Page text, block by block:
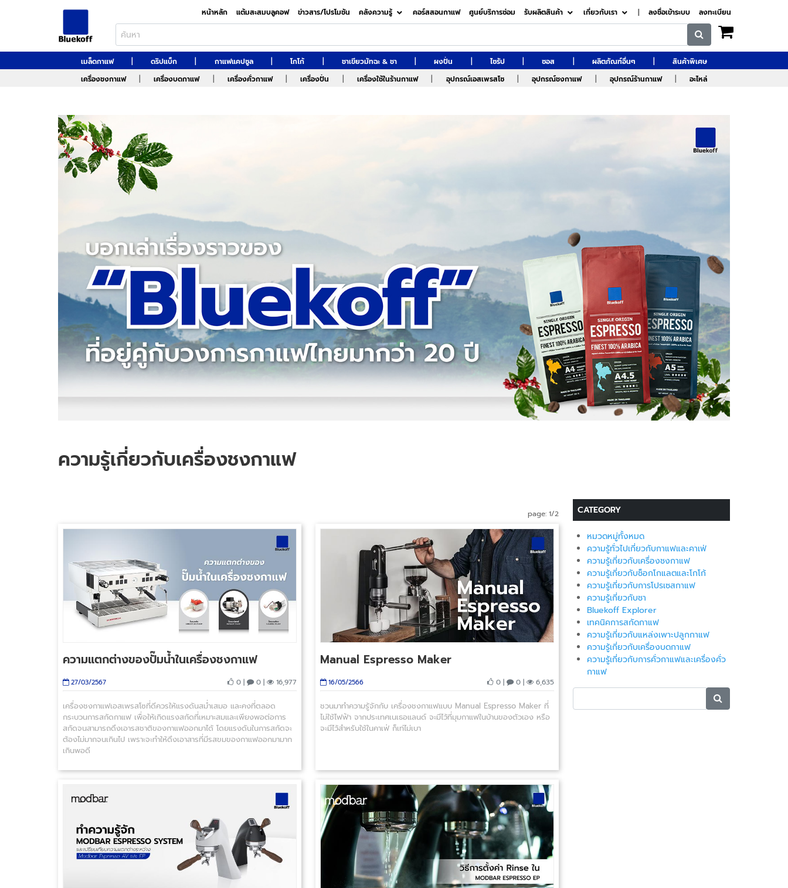
หน้าหลัก แต้มสะสมบลูคอฟ ข่าวสาร/โปรโมชัน คลังความรู้ คอร์สสอนกาแฟ ศูนย์บริการซ่อม รับผลิตสินค้า เกี่ยวกับเรา | ลงชื่อเข้าระบบ ลงทะเบียน
เมล็ดกาแฟ | ดริปแบ็ก | กาแฟแคปซูล | โกโก้ | ชาเขียวมัทฉะ & ชา | ผงปั่น | ไซรัป | ซอส | ผลิตภัณฑ์อื่นๆ |
สินค้าพิเศษ
เครื่องชงกาแฟ
| เครื่องบดกาแฟ | เครื่องคั่วกาแฟ | เครื่องปั่น | เครื่องใช้ในร้านกาแฟ | อุปกรณ์เอสเพรสโซ | อุปกรณ์ชงกาแฟ | อุปกรณ์ร้านกาแฟ | อะไหล่
ความรู้เกี่ยวกับเครื่องชงกาแฟ
page: 1/2
ความแตกต่างของปั๊มน้ำในเครื่องชงกาแฟ
27/03/2567 0 | 0 | 16,977
เครื่องชงกาแฟเอสเพรสโซที่ดีควรให้แรงดันสม่ำเสมอ และคงที่ตลอด
กระบวนการสกัดกาแฟ เพื่อให้เกิดแรงสกัดที่เหมาะสมและเพียงพอต่อการ
สกัดจนสามารถดึงเอารสชาติของกาแฟออกมาได้ โดยแรงดันในการสกัดจะ
ต้องไม่มากจนเกินไป เพราะจะทำให้ดึงเอาสารที่มีรสขมของกาแฟออกมามาก
เกินพอดี
Manual Espresso Maker
16/05/2566 0 | 0 | 6,635
ชวนมาทำความรู้จักกับ เครื่องชงกาแฟแบบ Manual Espresso Maker ที่
ไม่ใช้ไฟฟ้า จากประเทศเนเธอแลนด์ จะมีไว้ที่มุมกาแฟในบ้านของตัวเอง หรือ
จะมีไว้สำหรับใช้ในคาเฟ่ ก็เท่ไม่เบา
CATEGORY
หมวดหมู่ทั้งหมด
ความรู้ทั่วไปเกี่ยวกับกาแฟและคาเฟ่
ความรู้เกี่ยวกับเครื่องชงกาแฟ
ความรู้เกี่ยวกับช็อกโกแลตและโกโก้
ความรู้เกี่ยวกับการโปรเซสกาแฟ
ความรู้เกี่ยวกับชา
Bluekoff Explorer
เทคนิคการสกัดกาแฟ
ความรู้เกี่ยวกับแหล่งเพาะปลูกกาแฟ
ความรู้เกี่ยวกับเครื่องบดกาแฟ
ความรู้เกี่ยวกับการคั่วกาแฟและเครื่องคั่ว
กาแฟ